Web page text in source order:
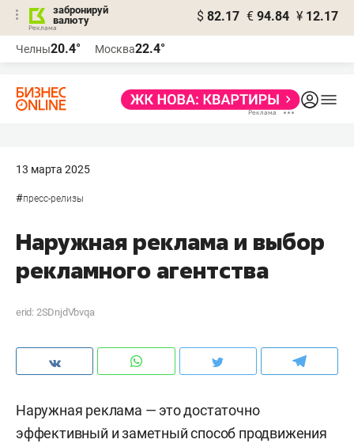
забронируй
валюту
$ 82.17 € 94.84 ¥ 12.17
Челны20.4° Москва22.4°
13 марта 2025
#пресс-релизы
Наружная реклама и выбор
рекламного агентства
erid: 2SDnjdVbvqa
Наружная реклама — это достаточно
эффективный и заметный способ продвижения